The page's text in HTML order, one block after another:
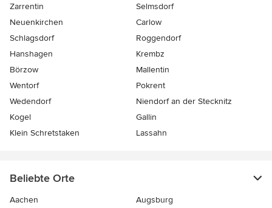
Zarrentin
Selmsdorf
Neuenkirchen
Carlow
Schlagsdorf
Roggendorf
Hanshagen
Krembz
Börzow
Mallentin
Wentorf
Pokrent
Wedendorf
Niendorf an der Stecknitz
Kogel
Gallin
Klein Schretstaken
Lassahn
Beliebte Orte
Aachen
Augsburg